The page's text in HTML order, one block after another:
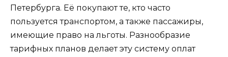
Петербурга. Её покупают те, кто часто
пользуется транспортом, а также пассажиры,
имеющие право на льготы. Разнообразие
тарифных планов делает эту систему оплат